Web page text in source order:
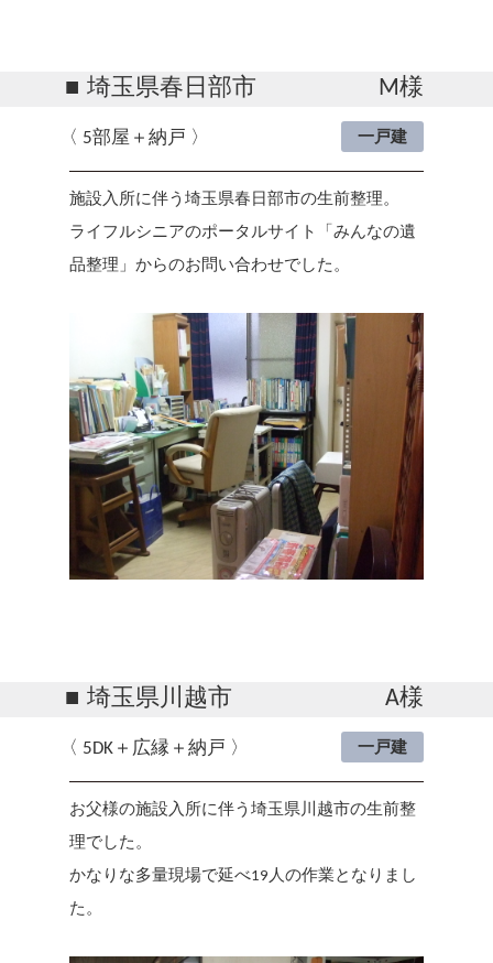
埼玉県春日部市 M様
一戸建
5部屋＋納戸
施設入所に伴う埼玉県春日部市の生前整理。
ライフルシニアのポータルサイト「みんなの遺
品整理」からのお問い合わせでした。
埼玉県川越市 A様
一戸建
5DK＋広縁＋納戸
お父様の施設入所に伴う埼玉県川越市の生前整
理でした。
かなりな多量現場で延べ19人の作業となりまし
た。